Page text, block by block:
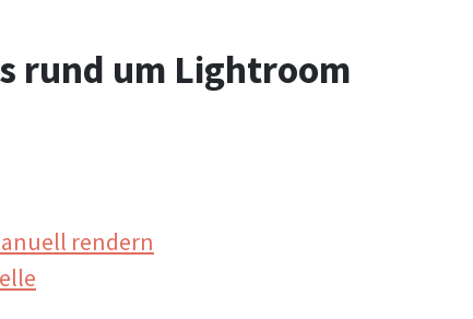
rund um Lightroom
rendern